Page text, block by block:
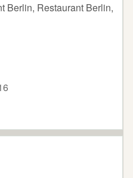
Berlin, Restaurant Berlin,